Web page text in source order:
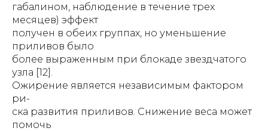
габалином, наблюдение в течение трех
месяцев) эффект
получен в обеих группах, но уменьшение
приливов было
более выраженным при блокаде звездчатого
узла [12].
Ожирение является независимым фактором
ри-
ска развития приливов. Снижение веса может
помочь